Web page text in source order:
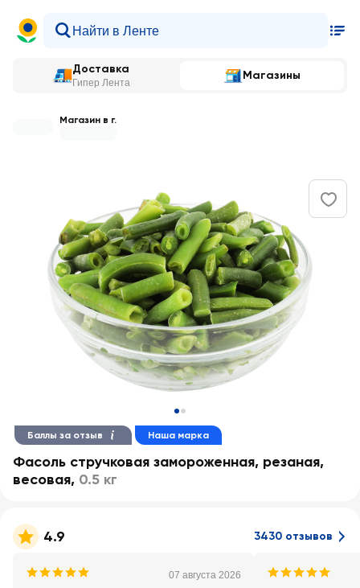
Доставка
Гипер Лента
Магазины
Магазин в г.
Баллы за отзыв Наша марка
Фасоль стручковая замороженная, резаная,
весовая, 0.5 кг
4.9 3430 отзывов
07 августа 2026